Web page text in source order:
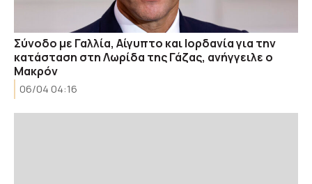
Σύνοδο με Γαλλία, Αίγυπτο και Ιορδανία για την
κατάσταση στη Λωρίδα της Γάζας, ανήγγειλε ο
Μακρόν
06/04 04:16